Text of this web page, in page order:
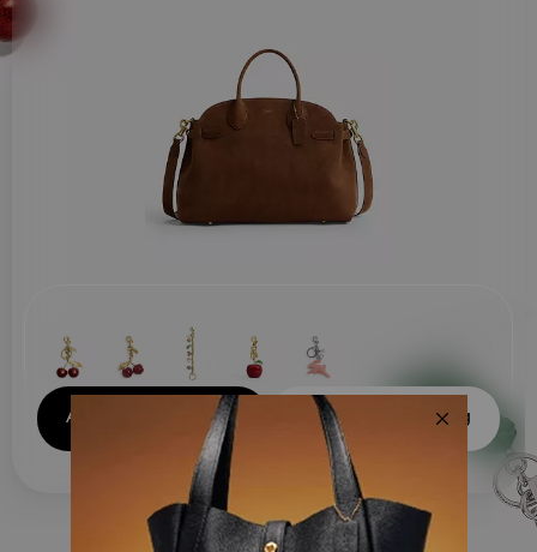
l’intérieur pour agrandir les
goussets sur les côtés et
agrandir sa capacité. Portez-le
par les poignées supérieures ou
gardez les mains libres en
utilisant la bandoulière
Add Charm to Cart Add Bundle to Bag